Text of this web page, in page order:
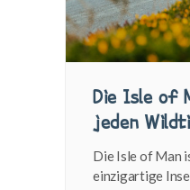
Die Isle of
jeden
Die Isle of Man
einzigartige